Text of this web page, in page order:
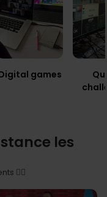
games
les
👇🏻